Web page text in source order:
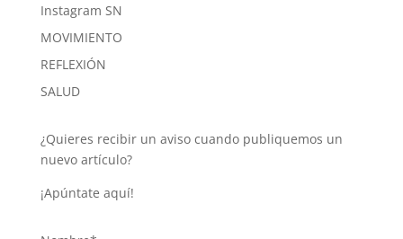
Instagram SN
MOVIMIENTO
REFLEXIÓN
SALUD
¿Quieres recibir un aviso cuando publiquemos un
nuevo artículo?
¡Apúntate aquí!